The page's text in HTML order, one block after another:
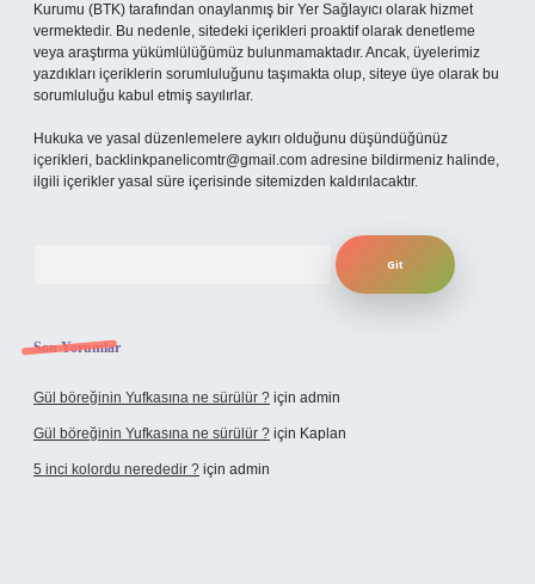
Kurumu (BTK) tarafından onaylanmış bir Yer Sağlayıcı olarak hizmet
vermektedir. Bu nedenle, sitedeki içerikleri proaktif olarak denetleme
veya araştırma yükümlülüğümüz bulunmamaktadır. Ancak, üyelerimiz
yazdıkları içeriklerin sorumluluğunu taşımakta olup, siteye üye olarak bu
sorumluluğu kabul etmiş sayılırlar.
Hukuka ve yasal düzenlemelere aykırı olduğunu düşündüğünüz
içerikleri, backlinkpanelicomtr@gmail.com adresine bildirmeniz halinde,
ilgili içerikler yasal süre içerisinde sitemizden kaldırılacaktır.
Son Yorumlar
Gül böreğinin Yufkasına ne sürülür ? için admin
Gül böreğinin Yufkasına ne sürülür ? için Kaplan
5 inci kolordu nerededir ? için admin